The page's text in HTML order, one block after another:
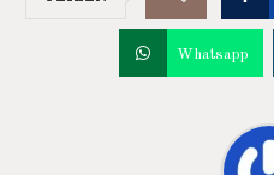
Whatsapp